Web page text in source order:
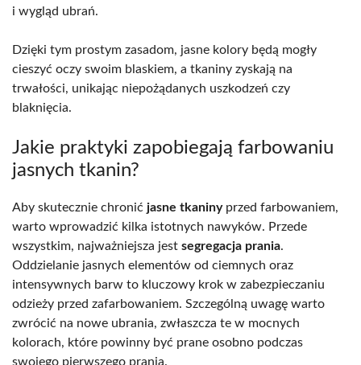
i wygląd ubrań.
Dzięki tym prostym zasadom, jasne kolory będą mogły
cieszyć oczy swoim blaskiem, a tkaniny zyskają na
trwałości, unikając niepożądanych uszkodzeń czy
blaknięcia.
Jakie praktyki zapobiegają farbowaniu
jasnych tkanin?
Aby skutecznie chronić jasne tkaninyprzed farbowaniem,
warto wprowadzić kilka istotnych nawyków. Przede
wszystkim, najważniejsza jest segregacja prania.
Oddzielanie jasnych elementów od ciemnych oraz
intensywnych barw to kluczowy krok w zabezpieczaniu
odzieży przed zafarbowaniem. Szczególną uwagę warto
zwrócić na nowe ubrania, zwłaszcza te w mocnych
kolorach, które powinny być prane osobno podczas
swojego pierwszego prania.